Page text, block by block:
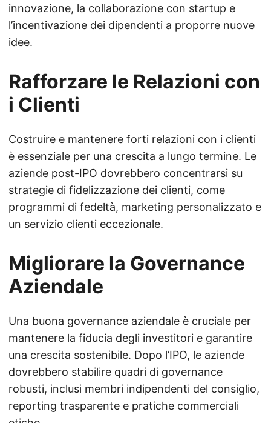
innovazione, la collaborazione con startup e
l’incentivazione dei dipendenti a proporre nuove
idee.
Rafforzare le Relazioni con
i Clienti
Costruire e mantenere forti relazioni con i clienti
è essenziale per una crescita a lungo termine. Le
aziende post-IPO dovrebbero concentrarsi su
strategie di fidelizzazione dei clienti, come
programmi di fedeltà, marketing personalizzato e
un servizio clienti eccezionale.
Migliorare la Governance
Aziendale
Una buona governance aziendale è cruciale per
mantenere la fiducia degli investitori e garantire
una crescita sostenibile. Dopo l’IPO, le aziende
dovrebbero stabilire quadri di governance
robusti, inclusi membri indipendenti del consiglio,
reporting trasparente e pratiche commerciali